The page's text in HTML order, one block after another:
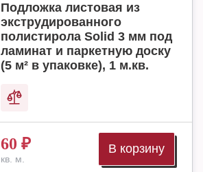
Подложка листовая из
экструдированного
полистирола Solid 3 мм под
ламинат и паркетную доску
(5 м² в упаковке), 1 м.кв.
60 ₽
кв. м.
В корзину